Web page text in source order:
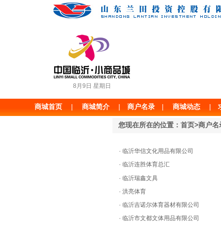
8月9日 星期日
商城首页 | 商城简介 | 商户名录 | 商城动态 |
您现在所在的位置：首页>商户名
· 临沂华信文化用品有限公司
· 临沂连胜体育总汇
· 临沂瑞鑫文具
· 洪亮体育
· 临沂吉诺尔体育器材有限公司
· 临沂市文都文体用品有限公司